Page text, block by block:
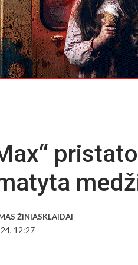
ŽINIASKLAIDAI
12:27